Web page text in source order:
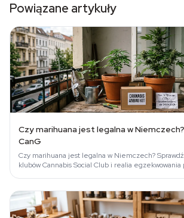
Powiązane artykuły
Czy marihuana jest legalna w
CanG
Czy marihuana jest legalna w Niemczech?
klubów Cannabis Social Club i realia egzekwowania